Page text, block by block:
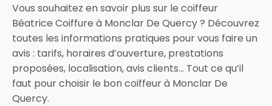
Vous souhaitez en savoir plus sur le coiffeur
Béatrice Coiffure à Monclar De Quercy ? Découvrez
toutes les informations pratiques pour vous faire un
avis : tarifs, horaires d’ouverture, prestations
proposées, localisation, avis clients… Tout ce qu’il
faut pour choisir le bon coiffeur à Monclar De
Quercy.